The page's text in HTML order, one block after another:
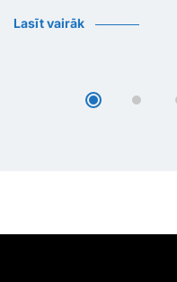
Lasīt vairāk